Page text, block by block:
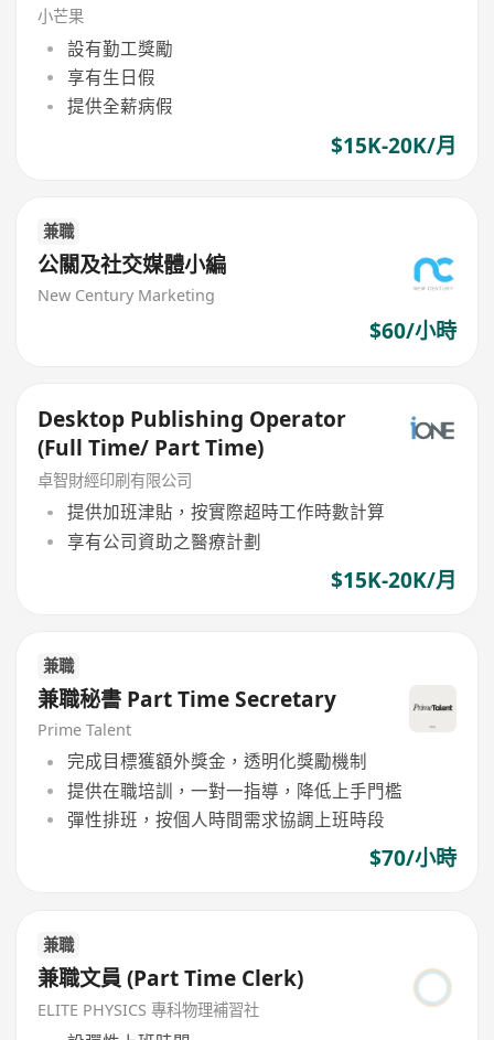
小芒果
設有勤工獎勵
享有生日假
提供全薪病假
$15K-20K/月
兼職
公關及社交媒體小編
New Century Marketing
$60/小時
Desktop Publishing Operator
(Full Time/ Part Time)
卓智財經印刷有限公司
提供加班津貼，按實際超時工作時數計算
享有公司資助之醫療計劃
$15K-20K/月
兼職
兼職秘書 Part Time Secretary
Prime Talent
完成目標獲額外獎金，透明化獎勵機制
提供在職培訓，一對一指導，降低上手門檻
彈性排班，按個人時間需求協調上班時段
$70/小時
兼職
兼職文員 (Part Time Clerk)
ELITE PHYSICS 專科物理補習社